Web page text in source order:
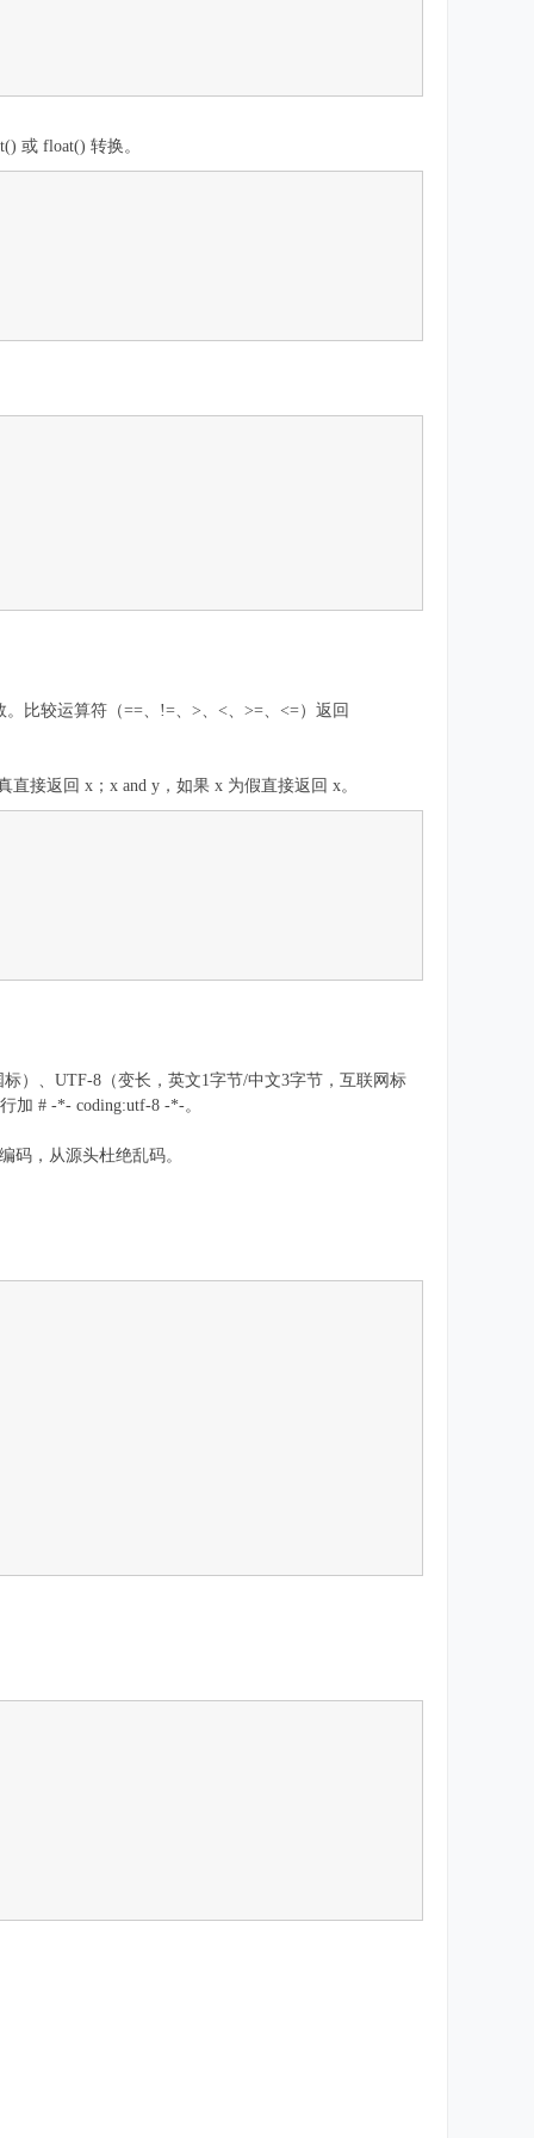
或 float() 转换。
比较运算符（==、!=、>、<、>=、<=）返回
接返回 x；x and y，如果 x 为假直接返回 x。
）、UTF-8（变长，英文1字节/中文3字节，互联网标
加 # -*- coding:utf-8 -*-。
码，从源头杜绝乱码。